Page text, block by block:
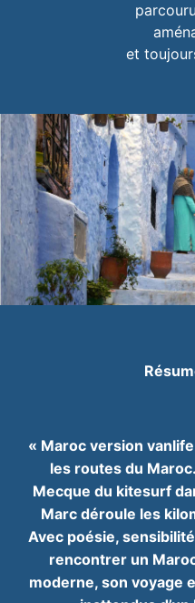
et
« Maroc version
les routes du
Mecque du kitesurf
Marc déroule les
Avec poésie,
rencontrer un
moderne, son voyage